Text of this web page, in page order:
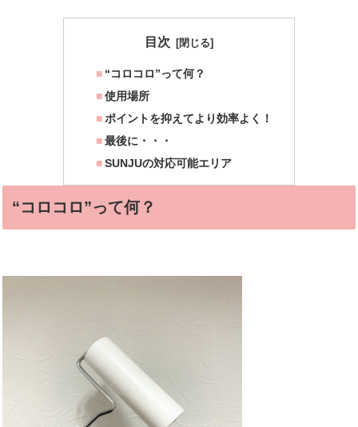
目次
“コロコロ”って何？
使用場所
ポイントを抑えてより効率よく！
最後に・・・
SUNJUの対応可能エリア
“コロコロ”って何？